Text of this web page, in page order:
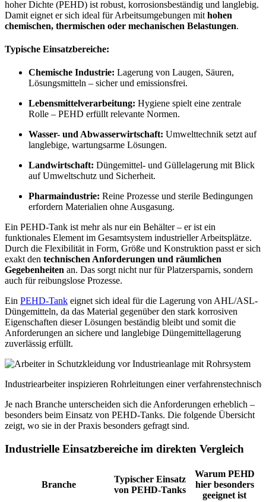
hoher Dichte (PEHD) ist robust, korrosionsbeständig und langlebig.
Damit eignet er sich ideal für Arbeitsumgebungen mit hohen
chemischen, thermischen oder mechanischen Belastungen.
Typische Einsatzbereiche:
Chemische Industrie: Lagerung von Laugen, Säuren,
Lösungsmitteln – sicher und emissionsfrei.
Lebensmittelverarbeitung: Hygiene spielt eine zentrale
Rolle – PEHD erfüllt relevante Normen.
Wasser- und Abwasserwirtschaft: Umwelttechnik setzt auf
langlebige, wartungsarme Lösungen.
Landwirtschaft: Düngemittel- und Güllelagerung mit Blick
auf Umweltschutz und Sicherheit.
Pharmaindustrie: Reine Prozesse und sterile Bedingungen
erfordern Materialien ohne Ausgasung.
Ein PEHD-Tank ist mehr als nur ein Behälter – er ist ein
funktionales Element im Gesamtsystem industrieller Arbeitsplätze.
Durch die Flexibilität in Form, Größe und Konstruktion passt er sich
exakt den technischen Anforderungen und räumlichen
Gegebenheiten an. Das sorgt nicht nur für Platzersparnis, sondern
auch für reibungslose Prozesse.
Ein PEHD-Tank eignet sich ideal für die Lagerung von AHL/ASL-
Düngemitteln, da das Material gegenüber den stark korrosiven
Eigenschaften dieser Lösungen beständig bleibt und somit die
Anforderungen an sichere und langlebige Düngemittellagerung
zuverlässig erfüllt.
Industriearbeiter inspizieren Rohrleitungen einer
Je nach Branche unterscheiden sich die Anforderungen erheblich –
besonders beim Einsatz von PEHD-Tanks. Die folgende Übersicht
zeigt, wo sie in der Praxis besonders gefragt sind.
Industrielle Einsatzbereiche im direkten Vergleich
Branche
Typischer Einsatz
von PEHD-Tanks
Warum PEHD
hier besonders
geeignet ist